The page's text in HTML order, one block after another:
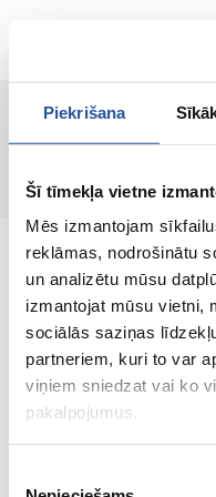
Piekrišana
Šī tīmekļa vietne
Mēs izmantojam
reklāmas, nodrošinātu
un analizētu mūsu
izmantojat mūsu vietni,
sociālās saziņas
partneriem, kuri to var
viņiem sniedzat vai ko
pakalpojumus.
Lapa
Interneta veikals ar
kvalitatīvām
ir mūsu galvenā
Viss Tavai